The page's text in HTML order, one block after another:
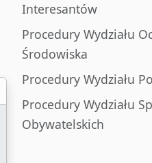
Interesantów
Procedury Wydziału
Środowiska
Procedury Wydziału
Procedury Wydziału
Obywatelskich